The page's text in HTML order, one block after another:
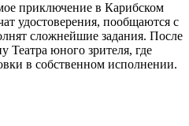
приключение в Карибском
удостоверения, пообщаются с
сложнейшие задания. После
Театра юного зрителя, где
в собственном исполнении.